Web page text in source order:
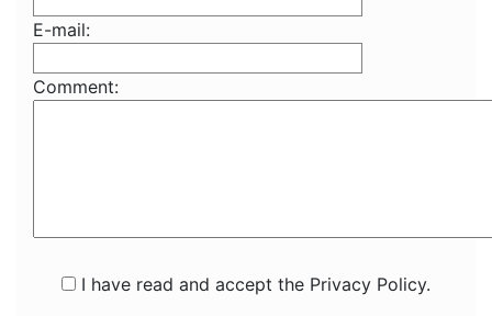
E-mail:
Comment:
I have read and accept the Privacy Policy.